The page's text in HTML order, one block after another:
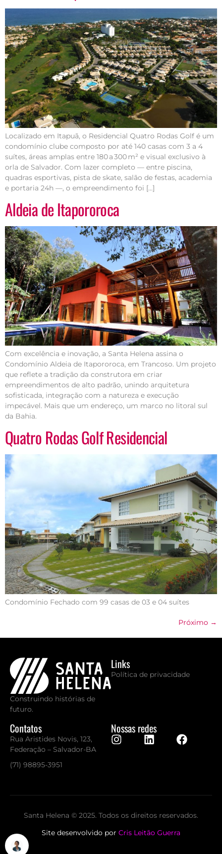
Localizado em Itapuã, o Residencial Quatro Rodas Golf é um
condomínio clube composto por até 140 casas com 3 a 4
suítes, áreas amplas entre 180 a 300 m² e visual exclusivo à
orla de Salvador. Com lazer completo — entre piscina,
quadras esportivas, pista de skate, salão de festas, academia
e portaria 24h —, o empreendimento foi […]
Aldeia de Itapororoca
Com excelência e inovação, a Santa Helena assina o
Condomínio Aldeia de Itapororoca, em Trancoso. Um projeto
que reflete a tradição da construtora em criar
empreendimentos de alto padrão, unindo arquitetura
sofisticada, integração com a natureza e execução
impecável. Mais que um endereço, um marco no litoral sul
da Bahia.
Quatro Rodas Golf Residencial
Condomínio Fechado com 99 casas de 03 e 04 suítes
Próximo →
Construindo histórias de
futuro.
Links
Política de privacidade
Contatos
Rua Aristides Novis, 123,
Federação – Salvador-BA
(71) 98895-3951
Nossas redes
Santa Helena © 2025. Todos os direitos reservados.
Site desenvolvido por Cris Leitão Guerra